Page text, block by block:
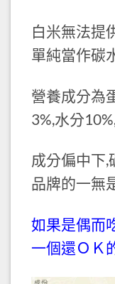
白米無法提
單純當作碳
營養成分為
3%,水分
成分偏中下,
品牌的一無
如果是偶而
一個還ＯＫ